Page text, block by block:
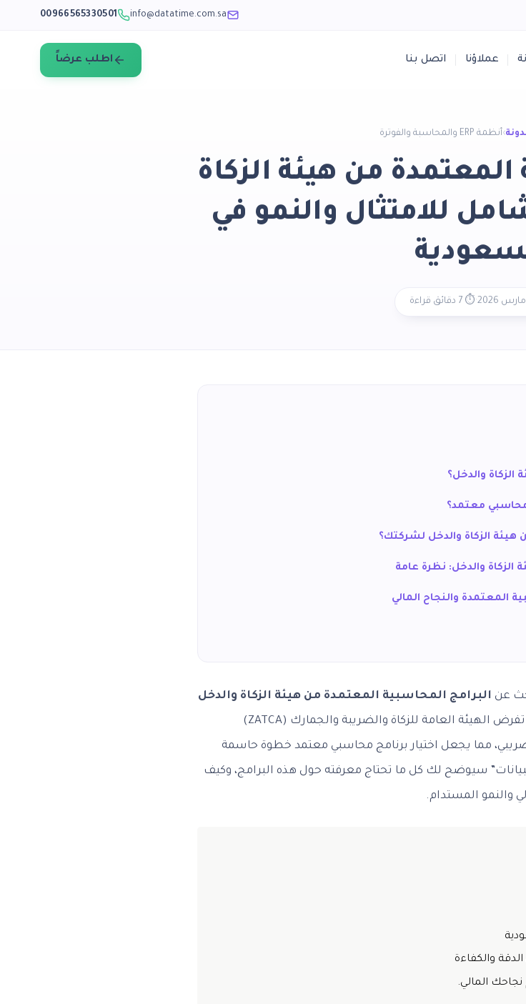
info@datatime.com.sa
00966565330501
عملاؤنا اتصل بنا اطلب عرضاً
›أنظمة ERP والمحاسبة والفوترة
المعتمدة من هيئة الزكاة
للامتثال والنمو في
·⏱️ 7 دقائق قراءة
والدخل؟
محاسبي معتمد؟
الزكاة والدخل لشركتك؟
الزكاة والدخل: نظرة عامة
المعتمدة والنجاح المالي
عن البرامج المحاسبية المعتمدة من هيئة الزكاة والدخل
ضرورة استراتيجية وليست مجرد ميزة تنافسية. تفرض الهيئة العامة للزكاة والضريبة والجمارك (ZATCA)
مما يجعل اختيار برنامج محاسبي معتمد خطوة حاسمة
سيوضح لك كل ما تحتاج معرفته حول هذه البرامج، وكيف
والنمو المستدام.
والكفاءة
نجاحك المالي.